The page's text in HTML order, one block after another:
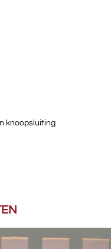
knoopsluiting